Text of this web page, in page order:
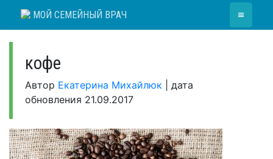
МОЙ СЕМЕЙНЫЙ ВРАЧ ≡
кофе
Автор Екатерина Михайлюк
дата
обновления 21.09.2017